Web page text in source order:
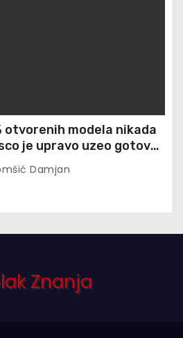
otvorenih modela nikada
je upravo uzeo gotovo
besplatno
Damjan